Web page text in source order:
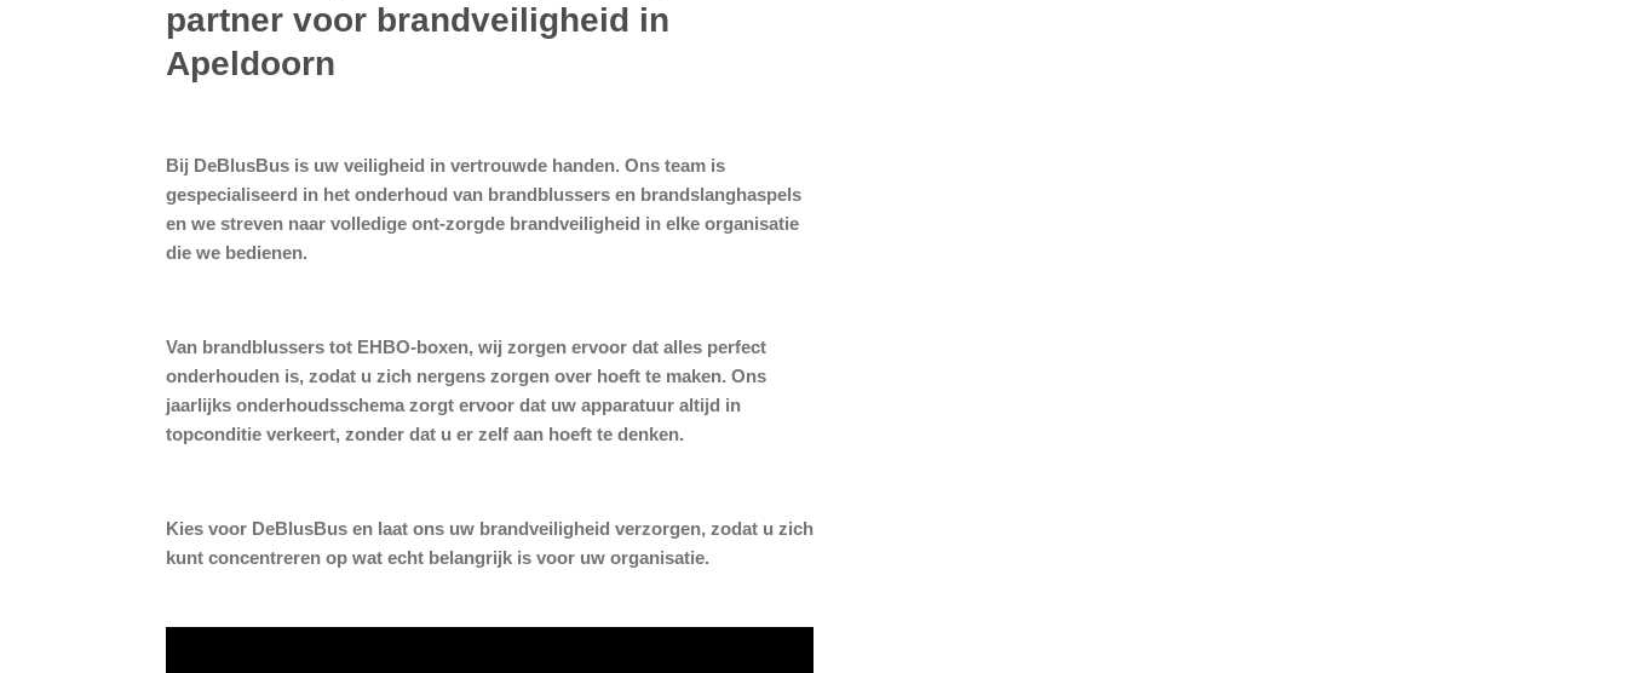
partner voor brandveiligheid in
Apeldoorn
Bij DeBlusBus is uw veiligheid in vertrouwde handen. Ons team is
gespecialiseerd in het onderhoud van brandblussers en brandslanghaspels
en we streven naar volledige ont-zorgde brandveiligheid in elke organisatie
die we bedienen.
Van brandblussers tot EHBO-boxen, wij zorgen ervoor dat alles perfect
onderhouden is, zodat u zich nergens zorgen over hoeft te maken. Ons
jaarlijks onderhoudsschema zorgt ervoor dat uw apparatuur altijd in
topconditie verkeert, zonder dat u er zelf aan hoeft te denken.
Kies voor DeBlusBus en laat ons uw brandveiligheid verzorgen, zodat u zich
kunt concentreren op wat echt belangrijk is voor uw organisatie.